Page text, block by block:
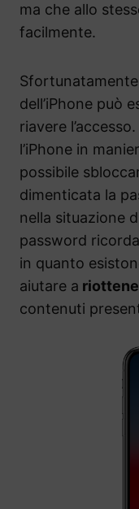
ma che allo
facilmente.
dell’iPhone può
riavere
l’iPhone in
possibile
dimenticata la
nella situazione
password
in quanto
aiutare a
contenuti